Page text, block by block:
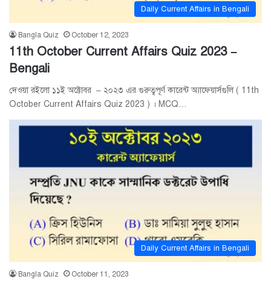
Daily Current Affairs in Bengali
Bangla Quiz October 12, 2023
11th October Current Affairs Quiz 2023 –
Bengali
দেওয়া রইলো ১১ই অক্টোবর – ২০২৩ এর গুরুত্বপূর্ণ কারেন্ট অ্যাফেয়ার্সগুলি ( 11th
October Current Affairs Quiz 2023 ) । MCQ…
Daily Current Affairs in Bengali
Bangla Quiz October 11, 2023